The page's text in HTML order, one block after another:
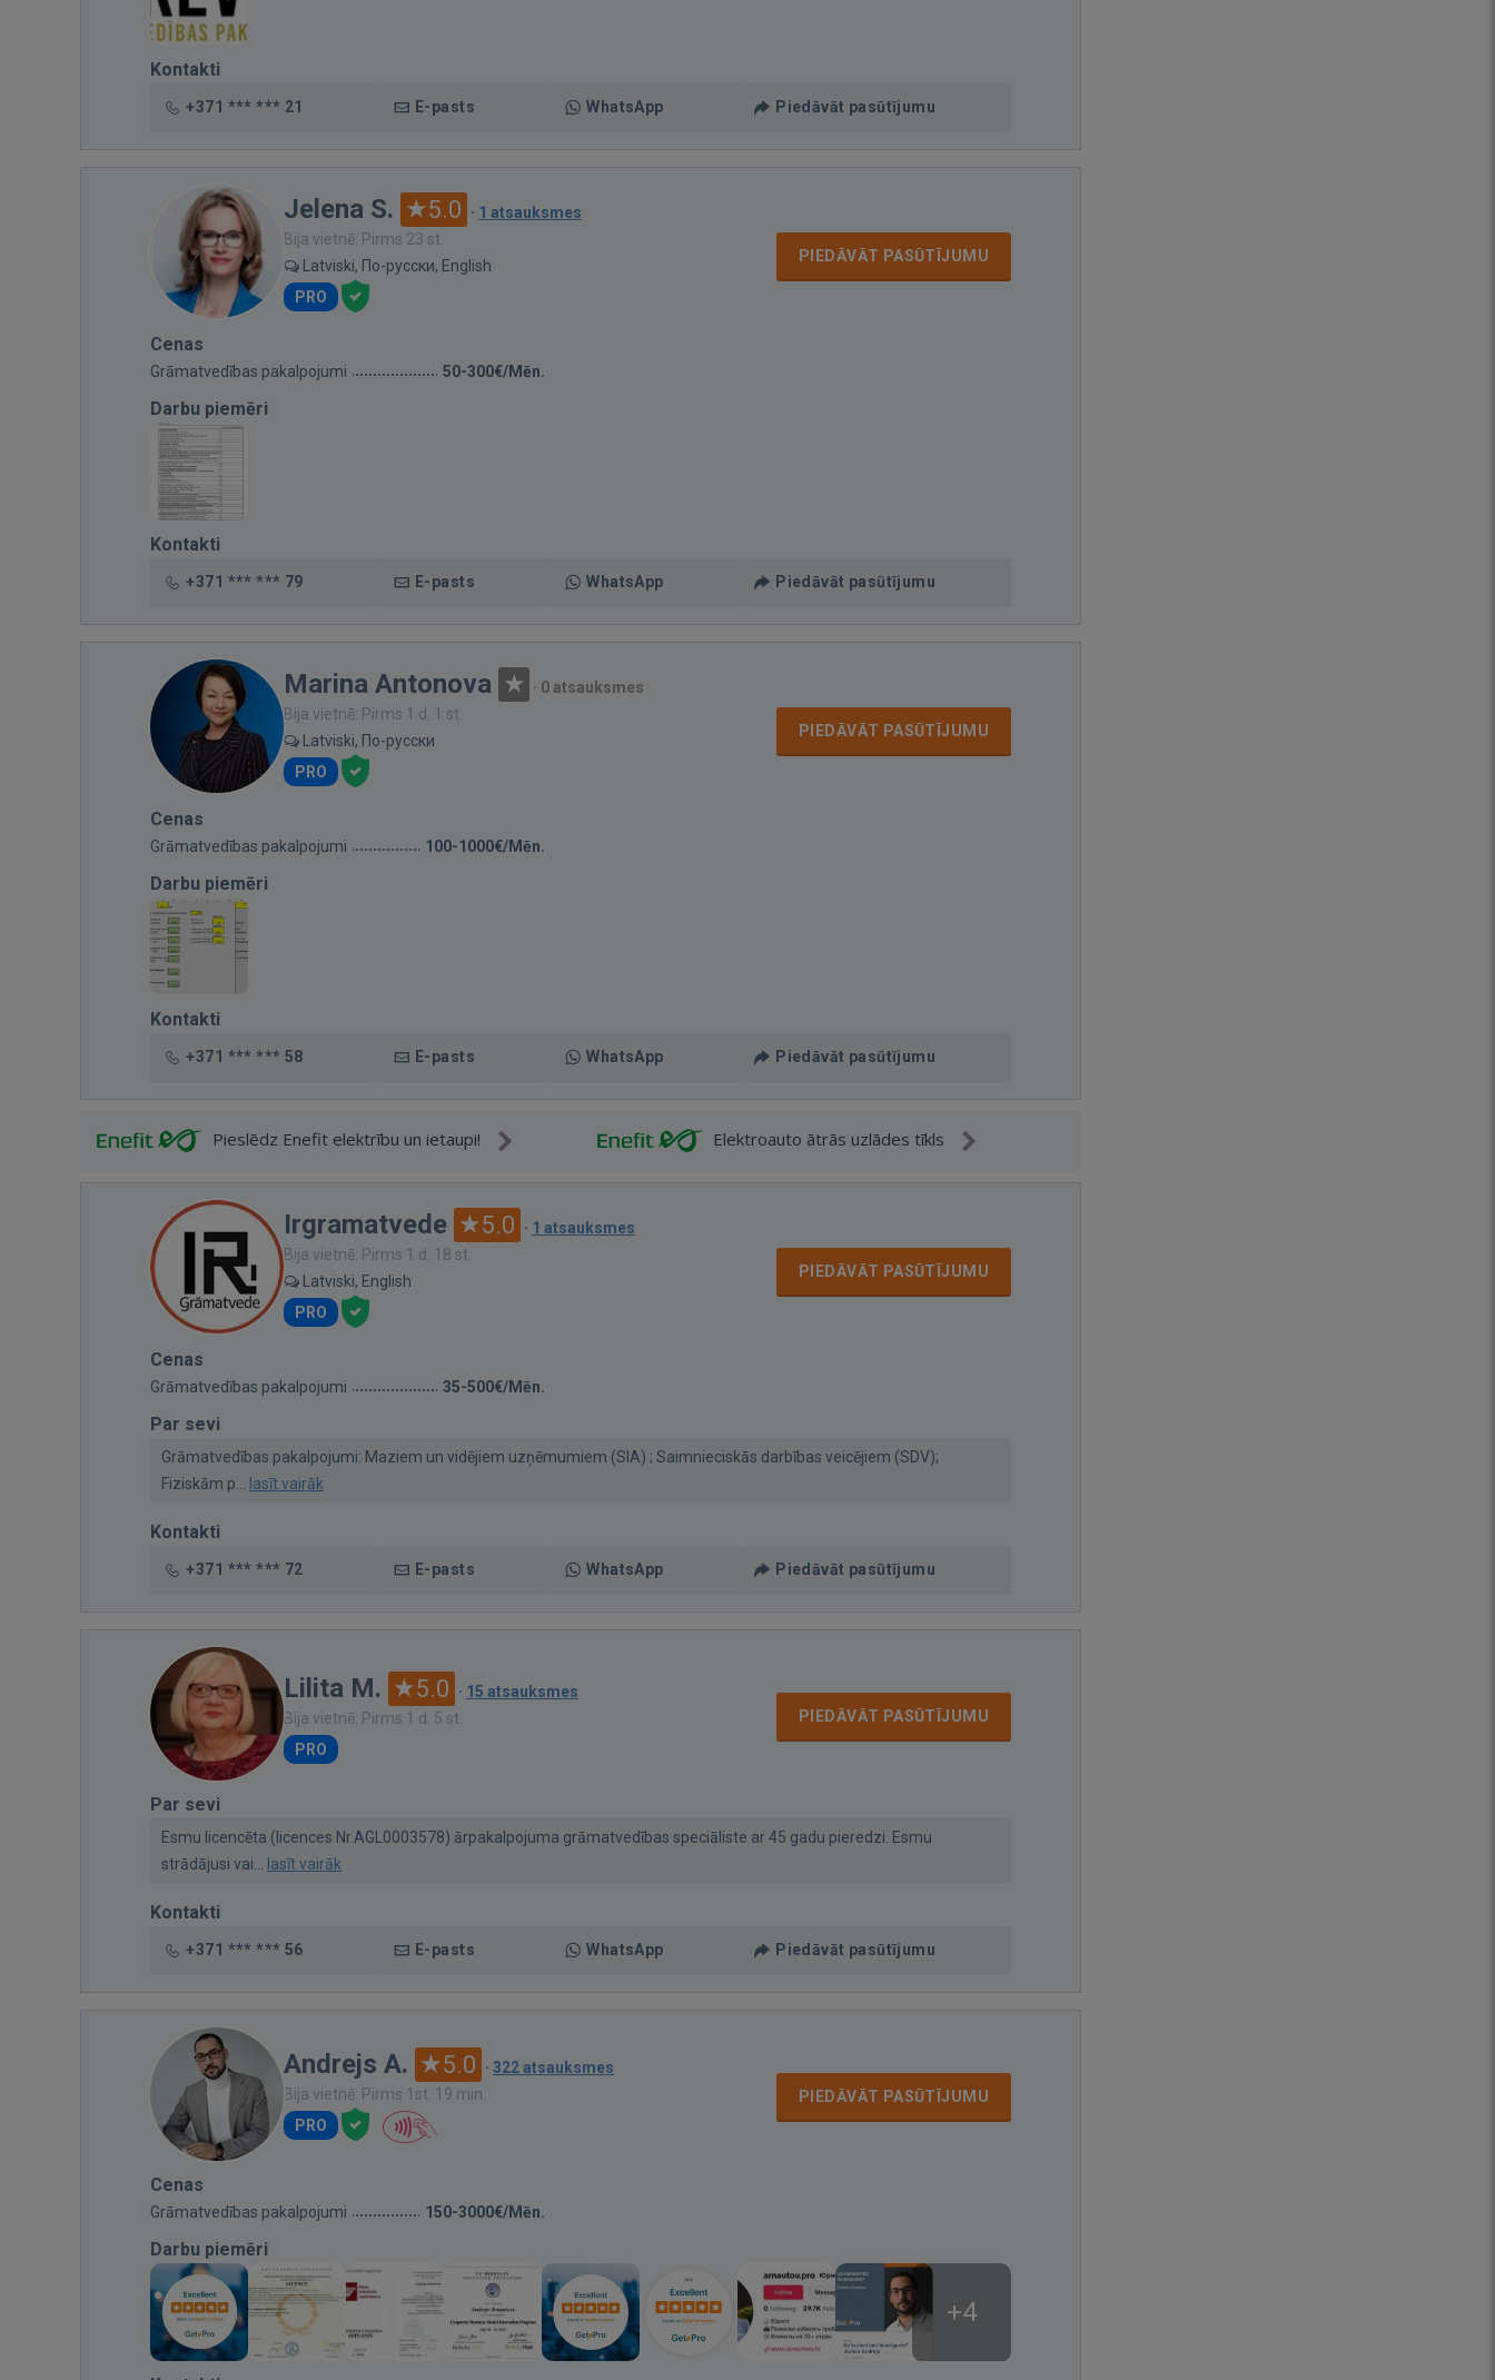
Kontakti
+371 *** *** 21 E-pasts WhatsApp Piedāvāt pasūtījumu
Jelena S. 5.0 · 1 atsauksmes
Bija vietnē: Pirms 23 st.
Latviski, По-русски, English
PRO
PIEDĀVĀT PASŪTĪJUMU
Cenas
Grāmatvedības pakalpojumi 50-300€/Mēn.
Darbu piemēri
Kontakti
+371 *** *** 79 E-pasts WhatsApp Piedāvāt pasūtījumu
Marina Antonova · 0 atsauksmes
Bija vietnē: Pirms 1 d. 1 st.
Latviski, По-русски
PRO
PIEDĀVĀT PASŪTĪJUMU
Cenas
Grāmatvedības pakalpojumi 100-1000€/Mēn.
Darbu piemēri
Kontakti
+371 *** *** 58 E-pasts WhatsApp Piedāvāt pasūtījumu
Pieslēdz Enefit elektrību un ietaupi! Elektroauto ātrās uzlādes tīkls
Irgramatvede 5.0 · 1 atsauksmes
Bija vietnē: Pirms 1 d. 18 st.
Latviski, English
PRO
PIEDĀVĀT PASŪTĪJUMU
Cenas
Grāmatvedības pakalpojumi 35-500€/Mēn.
Par sevi
Grāmatvedības pakalpojumi: Maziem un vidējiem uzņēmumiem (SIA) ; Saimnieciskās darbības veicējiem (SDV);
Fiziskām p... lasīt vairāk
Kontakti
+371 *** *** 72 E-pasts WhatsApp Piedāvāt pasūtījumu
Lilita M. 5.0 · 15 atsauksmes
Bija vietnē: Pirms 1 d. 5 st.
PRO
PIEDĀVĀT PASŪTĪJUMU
Par sevi
Esmu licencēta (licences Nr.AGL0003578) ārpakalpojuma grāmatvedības speciāliste ar 45 gadu pieredzi. Esmu
strādājusi vai... lasīt vairāk
Kontakti
+371 *** *** 56 E-pasts WhatsApp Piedāvāt pasūtījumu
Andrejs A. 5.0 · 322 atsauksmes
Bija vietnē: Pirms 1st. 19 min.
PRO
PIEDĀVĀT PASŪTĪJUMU
Cenas
Grāmatvedības pakalpojumi 150-3000€/Mēn.
Darbu piemēri
+4